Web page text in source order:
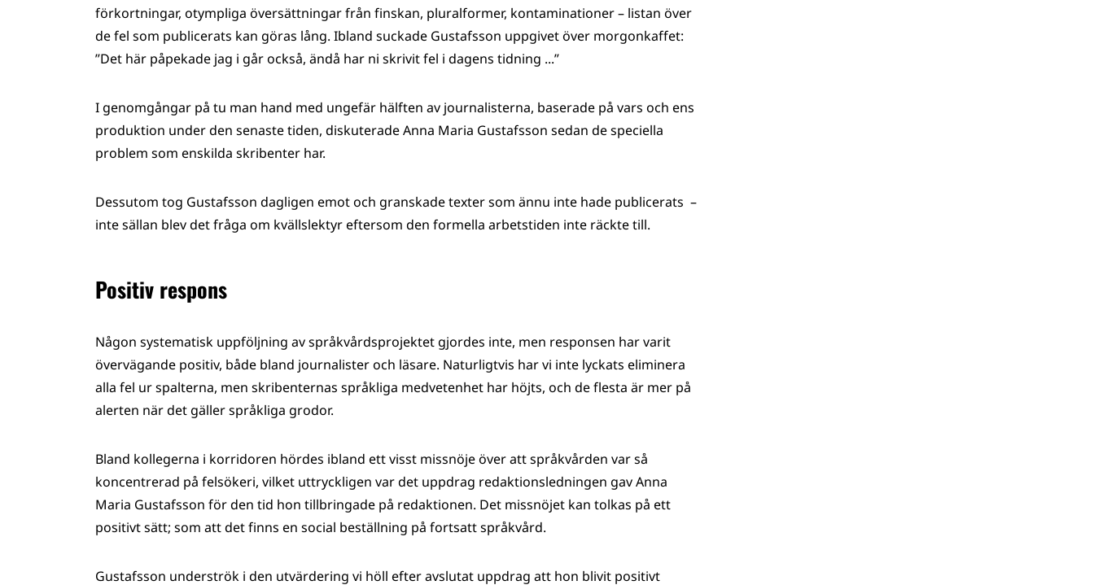
förkortningar, otympliga översättningar från finskan, pluralformer, kontaminationer – listan över
de fel som publicerats kan göras lång. Ibland suckade Gustafsson uppgivet över morgonkaffet:
”Det här påpekade jag i går också, ändå har ni skrivit fel i dagens tidning ...”
I genomgångar på tu man hand med ungefär hälften av journalisterna, baserade på vars och ens
produktion under den senaste tiden, diskuterade Anna Maria Gustafsson sedan de speciella
problem som enskilda skribenter har.
Dessutom tog Gustafsson dagligen emot och granskade texter som ännu inte hade publicerats –
inte sällan blev det fråga om kvällslektyr eftersom den formella arbetstiden inte räckte till.
Positiv respons
Någon systematisk uppföljning av språkvårdsprojektet gjordes inte, men responsen har varit
övervägande positiv, både bland journalister och läsare. Naturligtvis har vi inte lyckats eliminera
alla fel ur spalterna, men skribenternas språkliga medvetenhet har höjts, och de flesta är mer på
alerten när det gäller språkliga grodor.
Bland kollegerna i korridoren hördes ibland ett visst missnöje över att språkvården var så
koncentrerad på felsökeri, vilket uttryckligen var det uppdrag redaktionsledningen gav Anna
Maria Gustafsson för den tid hon tillbringade på redaktionen. Det missnöjet kan tolkas på ett
positivt sätt; som att det finns en social beställning på fortsatt språkvård.
Gustafsson underströk i den utvärdering vi höll efter avslutat uppdrag att hon blivit positivt